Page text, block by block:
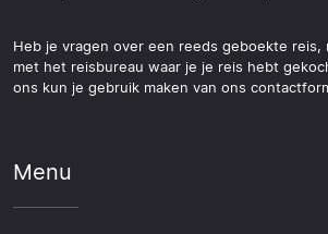
Heb je vragen over een reeds geboekte reis,
met het reisbureau waar je je reis hebt
ons kun je gebruik maken van ons
Menu